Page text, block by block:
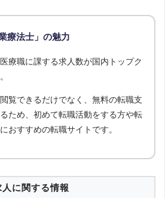
療法士」の魅力
療職に課する求人数が国内トップク
覧できるだけでなく、無料の転職支
ため、初めて転職活動をする方や転
おすすめの転職サイトです。
人に関する情報